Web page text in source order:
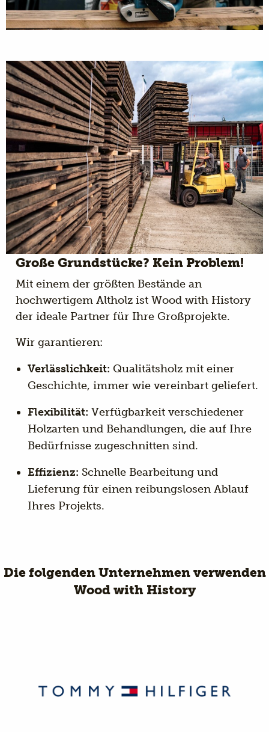
Große Grundstücke? Kein Problem!
Mit einem der größten Bestände an
hochwertigem Altholz ist Wood with History
der ideale Partner für Ihre Großprojekte.
Wir garantieren:
Verlässlichkeit: Qualitätsholz mit einer
Geschichte, immer wie vereinbart geliefert.
Flexibilität: Verfügbarkeit verschiedener
Holzarten und Behandlungen, die auf Ihre
Bedürfnisse zugeschnitten sind.
Effizienz: Schnelle Bearbeitung und
Lieferung für einen reibungslosen Ablauf
Ihres Projekts.
Die folgenden Unternehmen verwenden
Wood with History